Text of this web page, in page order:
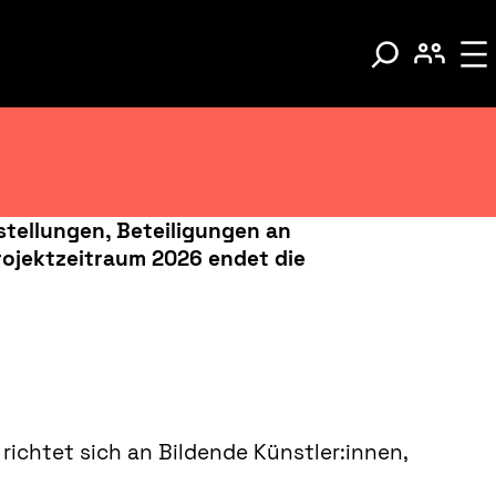
Beteiligungen an
2026 endet die
sich an Bildende Künstler:innen,